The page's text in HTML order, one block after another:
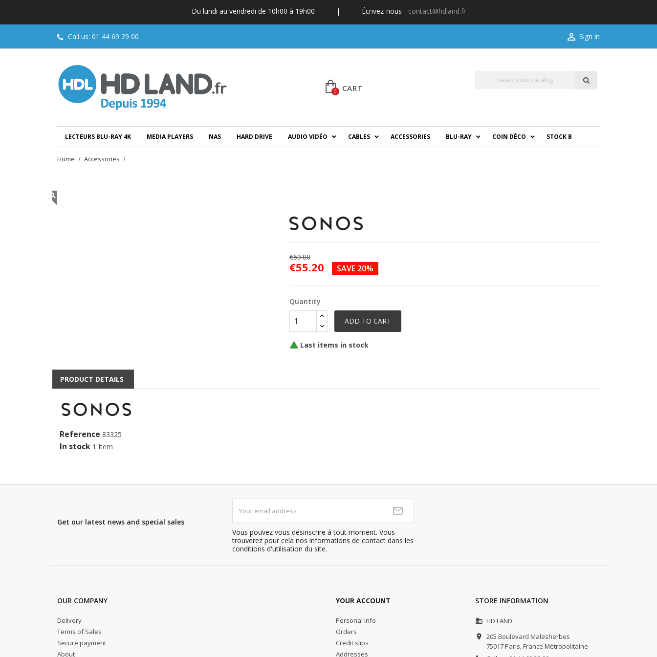
Du lundi au vendredi de 10h00 à 19h00 | Écrivez-nous - contact@hdland.fr
Call us: 01 44 69 29 00  Sign in
CART
0
LECTEURS BLU-RAY 4K MEDIA PLAYERS NAS HARD DRIVE AUDIO VIDÉO CABLES ACCESSORIES BLU-RAY COIN DÉCO STOCK B
Home Accessories
€69.00
€55.20 SAVE 20%
Quantity
ADD TO CART
 Last items in stock
PRODUCT DETAILS
Reference 83325
In stock 1 Item
Get our latest news and special sales
Vous pouvez vous désinscrire à tout moment. Vous
trouverez pour cela nos informations de contact dans les
conditions d'utilisation du site.
OUR COMPANY
Delivery
Terms of Sales
Secure payment
About
YOUR ACCOUNT
Personal info
Orders
Credit slips
Addresses
STORE INFORMATION
 HD LAND

205 Boulevard Malesherbes
75017 Paris,France Métropolitaine